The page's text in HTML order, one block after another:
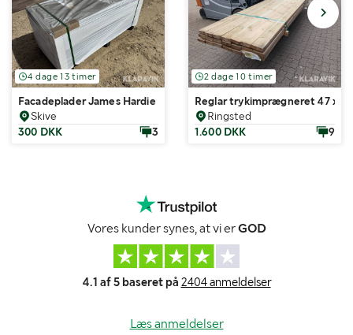
4 dage 13 timer
Facadeplader James Hardie HPanel Antracit grå 50 styk 32,94m2
Skive
300 DKK
3
2 dage 10 timer
Reglar trykimprægneret 47 x
Ringsted
1.600 DKK
9
Vores kunder synes, at vi erGOD
4.1 af 5 baseret på 2404 anmeldelser
Læs anmeldelser